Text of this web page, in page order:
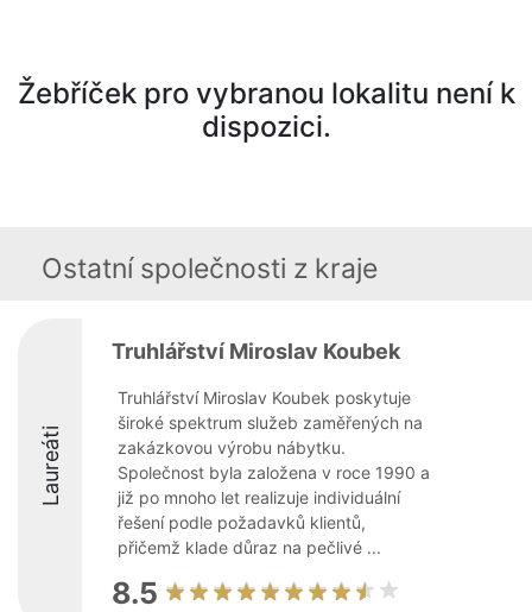
Žebříček pro vybranou lokalitu není k
dispozici.
Ostatní společnosti z kraje
Laureáti
Truhlářství Miroslav Koubek
Truhlářství Miroslav Koubek poskytuje
široké spektrum služeb zaměřených na
zakázkovou výrobu nábytku.
Společnost byla založena v roce 1990 a
již po mnoho let realizuje individuální
řešení podle požadavků klientů,
přičemž klade důraz na pečlivé ...
8.5